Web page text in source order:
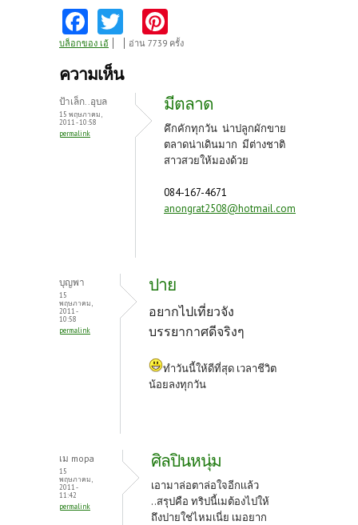
Fa
ce
b
o
o
k
w
itt
er
nt
es
t
บล็อกของ เอ้ อ่าน 7739 ครั้ง
ความเห็น
ป้าเล็ก..อุบล
15 พฤษภาคม,
2011 - 10:58
permalink
มีตลาด
คึกคักทุกวัน น่าปลูกผักขาย
ตลาดน่าเดินมาก มีต่างชาติ
สาวสวยให้มองด้วย
084-167-4671
anongrat2508@hotmail.com
บุญพา
15
พฤษภาคม,
2011 -
10:58
permalink
ปาย
อยากไปเที่ยวจัง
บรรยากาศดีจริงๆ
ทำวันนี้ให้ดีที่สุด เวลาชีวิต
น้อยลงทุกวัน
เม mopa
15
พฤษภาคม,
2011 -
11:42
permalink
ศิลปินหนุ่ม
เอามาล่อตาล่อใจอีกเเล้ว
..สรุปคือ ทริปนี้เมต้องไปให้
ถึงปายใช่ไหมเนี่ย เมอยาก